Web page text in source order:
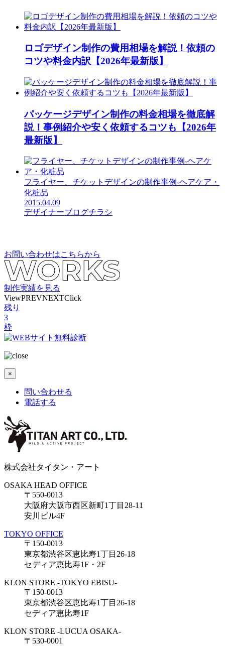
ロゴデザイン制作の費用相場を解説！依頼の
コツや料金内訳【2026年最新版】
パッケージデザイン制作の料金相場を徹底解
説！事例紹介や安く依頼するコツも【2026年
最新版】
フライヤー、チケットデザインの制作事例-ヘアケア・
化粧品
2015.04.09
デザイナーブログチラシ
お問い合わせはこちらから
制作実績を見る
ViewPREVNEXTClick
残り
3
枠
×
問い合わせる
電話する
株式会社タイタン・アート
OSAKA HEAD OFFICE
〒550-0013
大阪府大阪市西区新町1丁目28-11
安川ビル4F
TOKYO OFFICE
〒150-0013
東京都渋谷区恵比寿1丁目26-18
セディア恵比寿1F・2F
KLON STORE -TOKYO EBISU-
〒150-0013
東京都渋谷区恵比寿1丁目26-18
セディア恵比寿1F
KLON STORE -LUCUA OSAKA-
〒530-0001